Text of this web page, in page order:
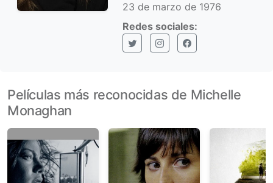
23 de marzo de 1976
Redes sociales:
X (Twitter)InstagramFacebook
Películas más reconocidas de Michelle
Monaghan